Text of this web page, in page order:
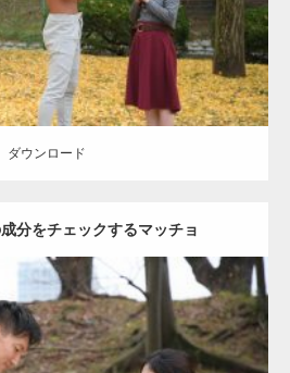
ダウンロード
分をチェックするマッチョ
2021.07.8